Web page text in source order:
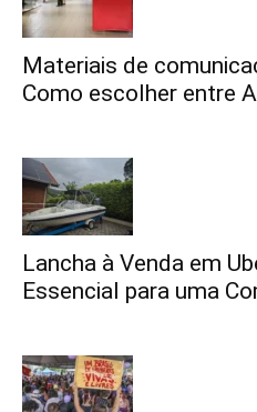
Materiais de
Como escolher entre
Lancha à Venda em
Essencial para uma